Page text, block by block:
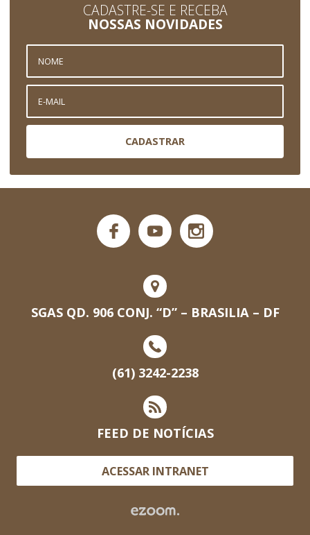
CADASTRE-SE E RECEBA
NOSSAS NOVIDADES
CADASTRAR
SGAS QD. 906 CONJ. “D” – BRASILIA – DF
(61) 3242-2238
FEED DE NOTÍCIAS
ACESSAR INTRANET